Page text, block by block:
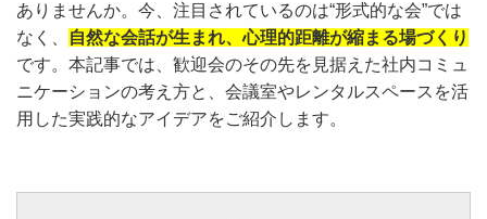
ありませんか。今、注目されているのは“形式的な会”では
なく、
自然な会話が生まれ、心理的距離が縮まる場づくり
です。本記事では、歓迎会のその先を見据えた社内コミュ
ニケーションの考え方と、会議室やレンタルスペースを活
用した実践的なアイデアをご紹介します。